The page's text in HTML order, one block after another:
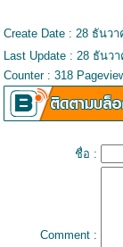
Create Date : 28 ธันว
Last Update : 28 ธันว
Counter : 318
ชื่อ :
Comment :